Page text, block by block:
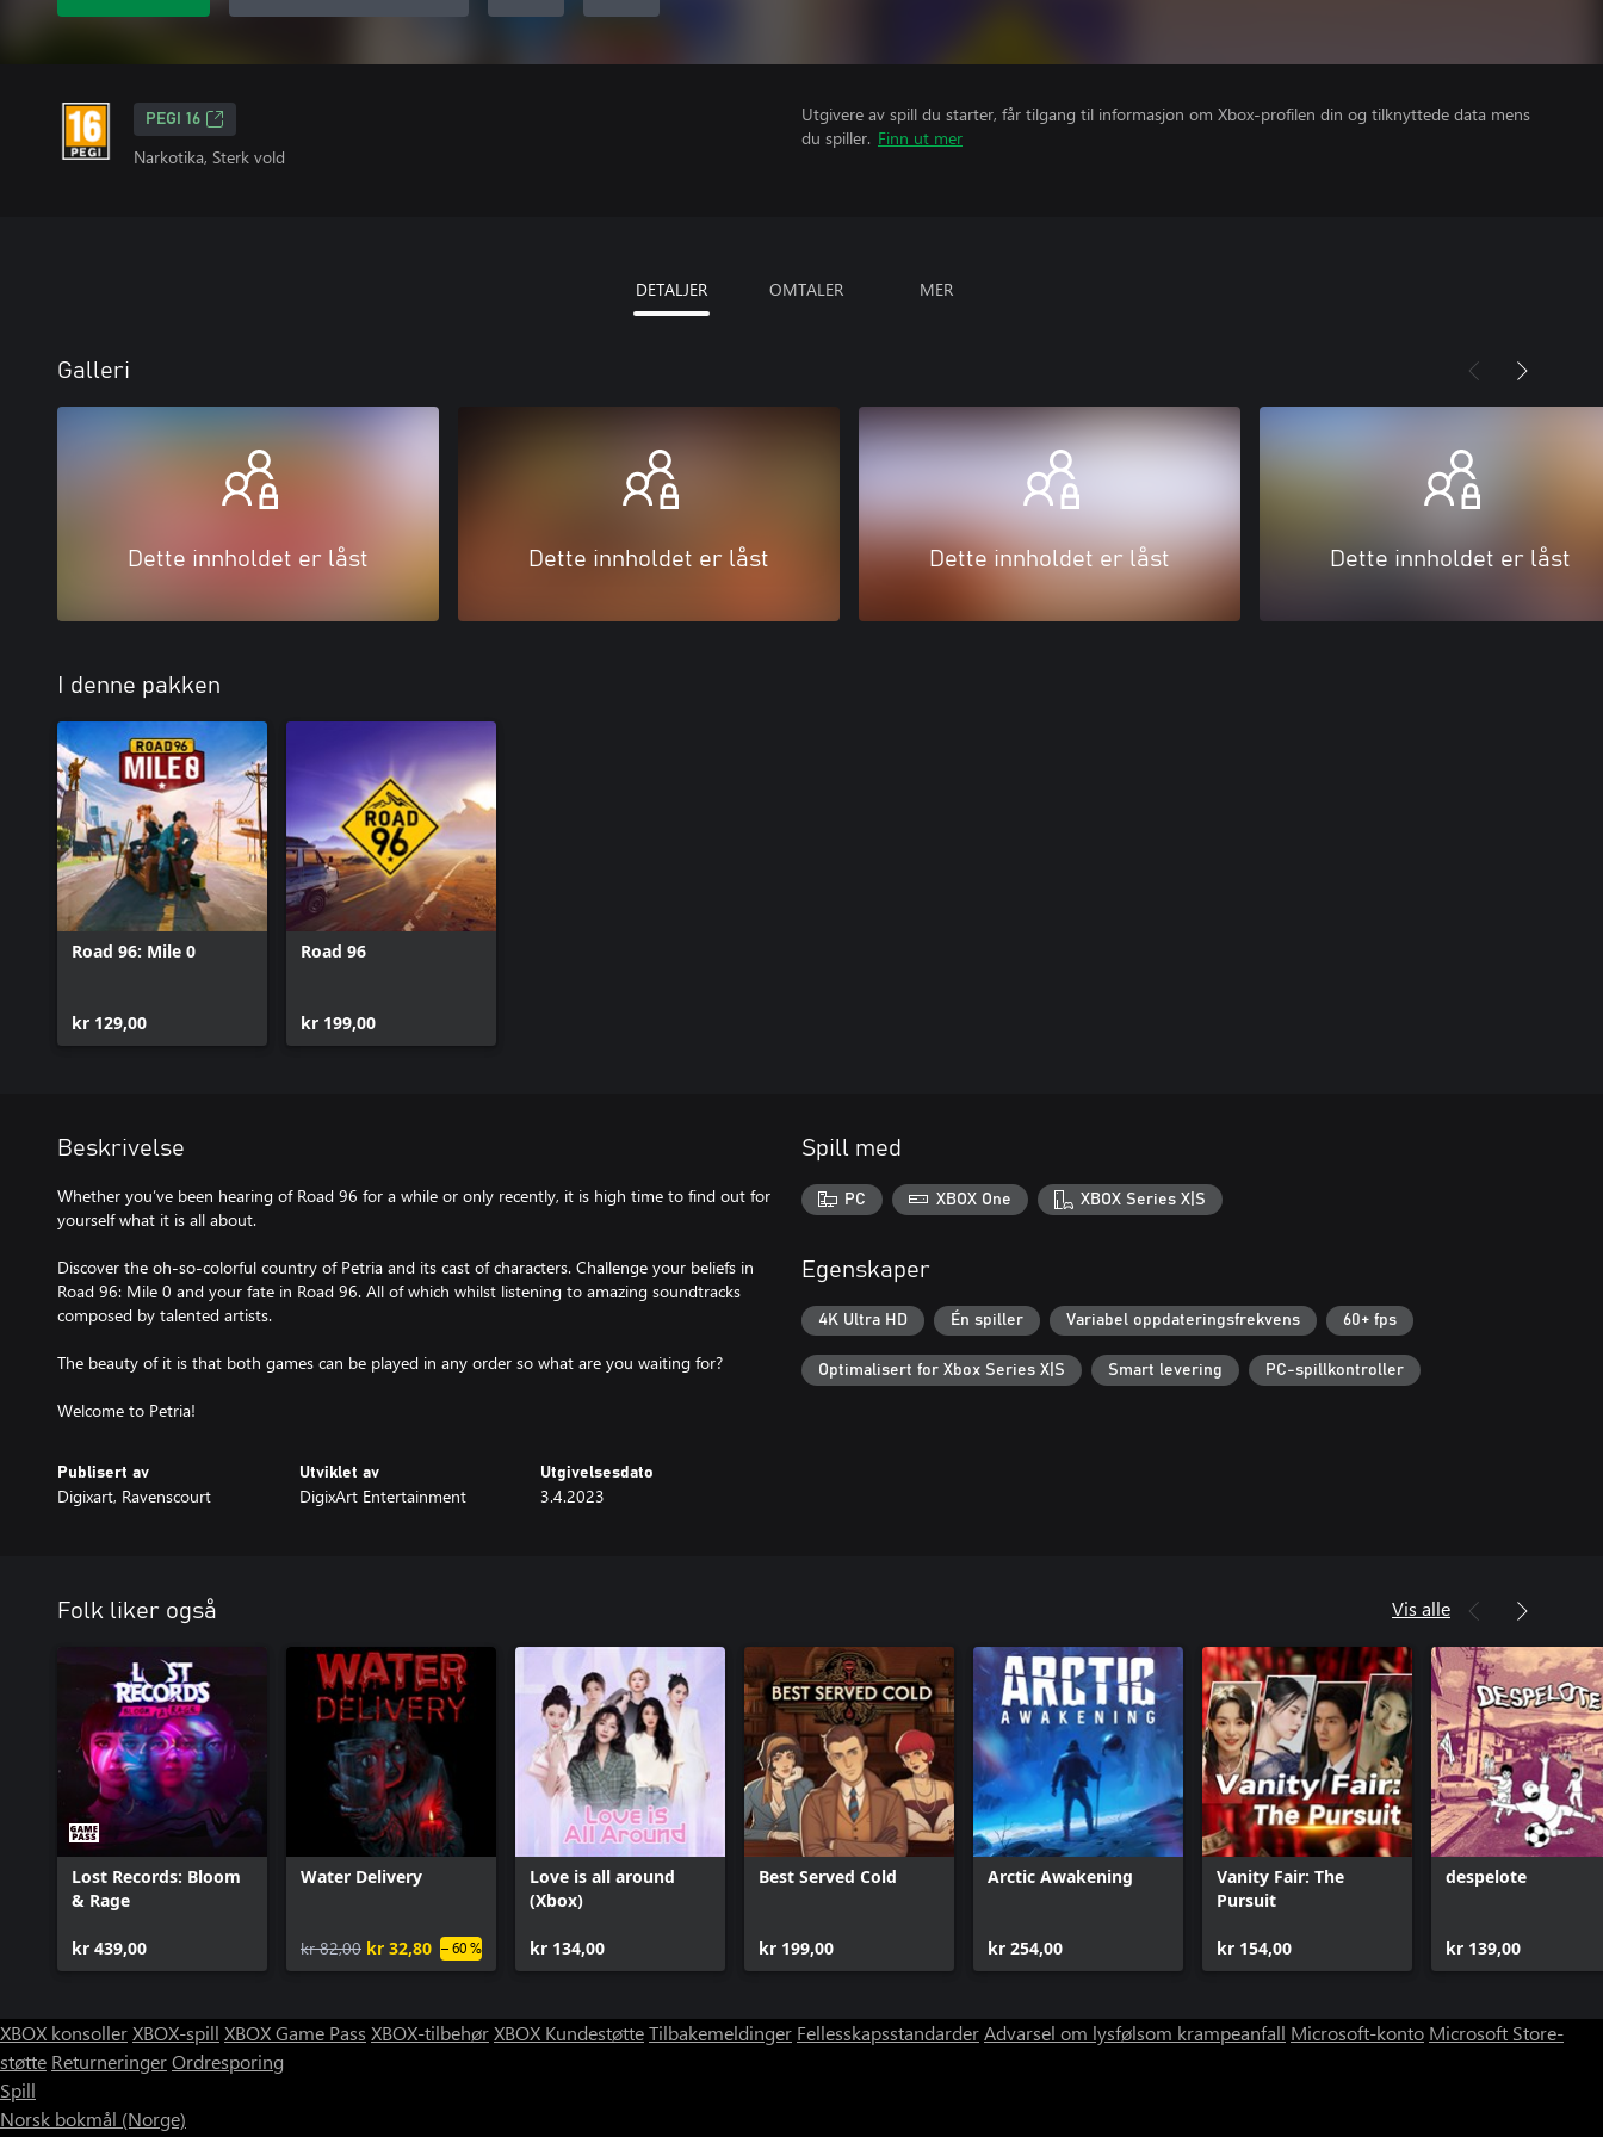
PEGI 16
Narkotika, Sterk vold
Utgivere av spill du starter, får tilgang til informasjon om Xbox-profilen din og tilknyttede data mens
du spiller. Finn ut mer
DETALJER OMTALER MER
Galleri
Dette innholdet er låst Dette innholdet er låst Dette innholdet er låst Dette innholdet er låst
I denne pakken
Road 96: Mile 0
kr 129,00
Road 96
kr 199,00
Beskrivelse
Whether you’ve been hearing of Road 96 for a while or only recently, it is high time to find out for
yourself what it is all about.
Discover the oh-so-colorful country of Petria and its cast of characters. Challenge your beliefs in
Road 96: Mile 0 and your fate in Road 96. All of which whilst listening to amazing soundtracks
composed by talented artists.
The beauty of it is that both games can be played in any order so what are you waiting for?
Welcome to Petria!
Publisert av
Digixart, Ravenscourt
Utviklet av
DigixArt Entertainment
Utgivelsesdato
3.4.2023
Spill med
PC XBOX One XBOX Series X|S
Egenskaper
4K Ultra HD Én spiller Variabel oppdateringsfrekvens 60+ fps
Optimalisert for Xbox Series X|S Smart levering PC-spillkontroller
Folk liker også Vis alle
Lost Records: Bloom
& Rage
kr 439,00
Water Delivery
kr 82,00 kr 32,80 – 60 %
Love is all around
(Xbox)
kr 134,00
Best Served Cold
kr 199,00
Arctic Awakening
kr 254,00
Vanity Fair: The
Pursuit
kr 154,00
despelote
kr 139,00
XBOX konsollerXBOX-spill XBOX Game Pass XBOX-tilbehørXBOX KundestøtteTilbakemeldinger FellesskapsstandarderAdvarsel om lysfølsom krampeanfall Microsoft-konto Microsoft Store-
støtte ReturneringerOrdresporing
Spill
Norsk bokmål (Norge)